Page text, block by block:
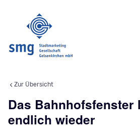
Das Bahnhofsfenster
endlich wieder
Zur Übersicht